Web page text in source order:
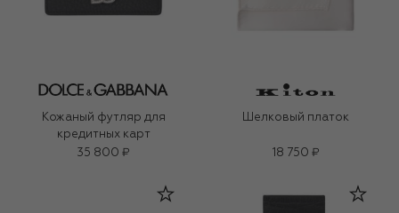
Кожаный футляр для
кредитных карт
35 800 ₽
Шелковый платок
18 750 ₽